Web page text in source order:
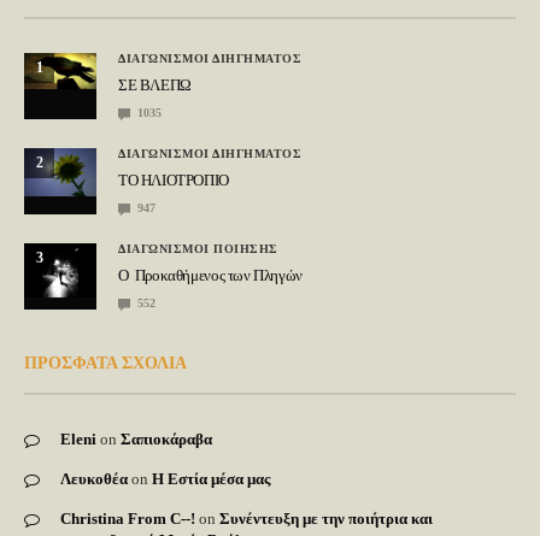
1
ΔΙΑΓΩΝΙΣΜΟΙ ΔΙΗΓΗΜΑΤΟΣ
ΣΕ ΒΛΕΠΩ
1035
2
ΔΙΑΓΩΝΙΣΜΟΙ ΔΙΗΓΗΜΑΤΟΣ
ΤΟ ΗΛΙΟΤΡΟΠΙΟ
947
3
ΔΙΑΓΩΝΙΣΜΟΙ ΠΟΙΗΣΗΣ
Ο Προκαθήμενος των Πληγών
552
ΠΡΟΣΦΑΤΑ ΣΧΟΛΙΑ
Eleni on Σαπιοκάραβα
Λευκοθέα on Η Εστία μέσα μας
Christina From C--! on Συνέντευξη με την ποιήτρια και